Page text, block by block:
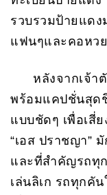
รวบรวมป้ายแดง
แฟนๆและคอหว
หลังจากเจ้าตั
พร้อมแคปชั่นสุด
แบบชัดๆ เพื่อเสี่
“เอส ปราชญา”
และที่สำคัญรถทุ
เล่นลิเก รถทุกคั